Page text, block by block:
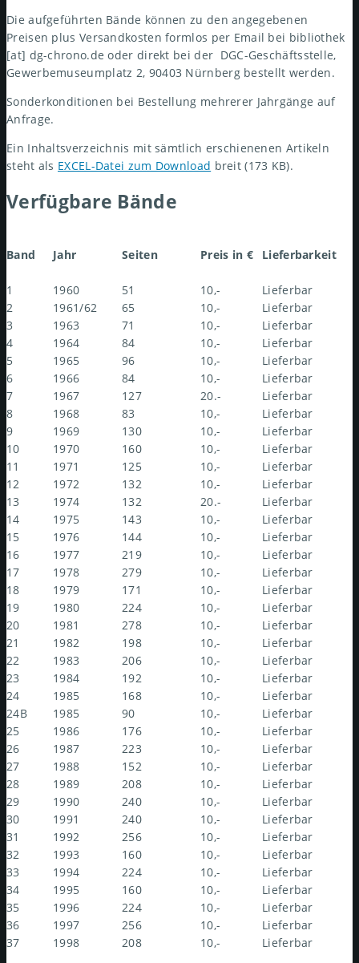
Die aufgeführten Bände können zu den angegebenen
Preisen plus Versandkosten formlos per Email bei bibliothek
[at] dg-chrono.de oder direkt bei der DGC-Geschäftsstelle,
Gewerbemuseumplatz 2, 90403 Nürnberg bestellt werden.
Sonderkonditionen bei Bestellung mehrerer Jahrgänge auf
Anfrage.
Ein Inhaltsverzeichnis mit sämtlich erschienenen Artikeln
steht als EXCEL-Datei zum Download breit (173 KB).
Verfügbare Bände
Band Jahr Seiten Preis in € Lieferbarkeit
1 1960 51 10,-
Lieferbar
2
1961/62 65 10,-
Lieferbar
3
1963 71 10,-
Lieferbar
4
1964 84 10,-
Lieferbar
5
1965 96 10,-
Lieferbar
6
1966 84 10,-
Lieferbar
7
1967 127 20.-
Lieferbar
8
1968 83 10,-
Lieferbar
9
1969 130 10,-
Lieferbar
10
1970 160 10,-
Lieferbar
11
1971 125 10,-
Lieferbar
12
1972 132 10,-
Lieferbar
13
1974 132 20.-
Lieferbar
14
1975 143 10,-
Lieferbar
15
1976 144 10,-
Lieferbar
16
1977 219 10,-
Lieferbar
17
1978 279 10,-
Lieferbar
18
1979 171 10,-
Lieferbar
19
1980 224 10,-
Lieferbar
20
1981 278 10,-
Lieferbar
21
1982 198 10,-
Lieferbar
22
1983 206 10,-
Lieferbar
23
1984 192 10,-
Lieferbar
24
1985 168 10,-
Lieferbar
24B
1985 90 10,-
Lieferbar
25
1986 176 10,-
Lieferbar
26
1987 223 10,-
Lieferbar
27
1988 152 10,-
Lieferbar
28
1989 208 10,-
Lieferbar
29
1990 240 10,-
Lieferbar
30
1991 240 10,-
Lieferbar
31
1992 256 10,-
Lieferbar
32
1993 160 10,-
Lieferbar
33
1994 224 10,-
Lieferbar
34
1995 160 10,-
Lieferbar
35
1996 224 10,-
Lieferbar
36
1997 256 10,-
Lieferbar
37
1998 208 10,- Lieferbar